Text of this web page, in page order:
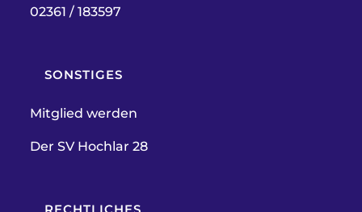
02361 / 183597
SONSTIGES
Mitglied werden
Der SV Hochlar 28